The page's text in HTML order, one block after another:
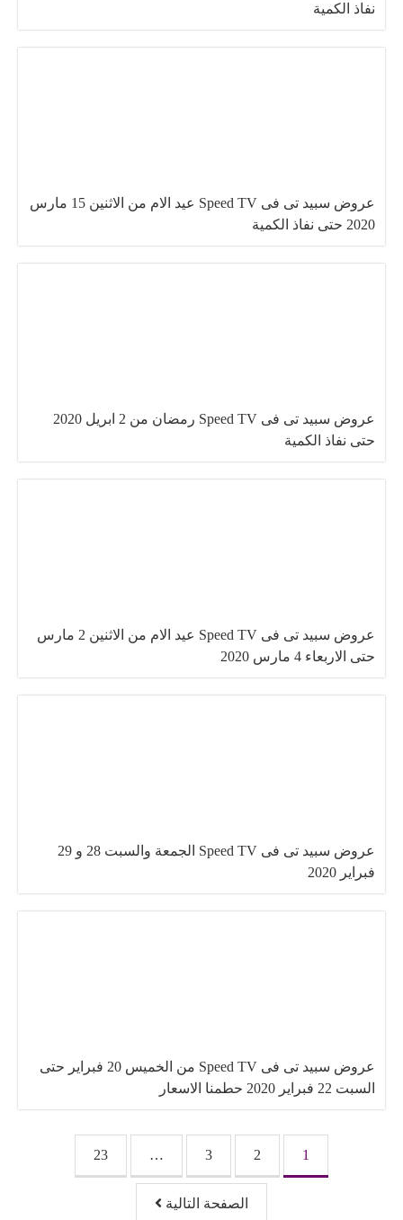
نفاذ الكمية
عروض سبيد تى فى Speed TV عيد الام من الاثنين 15 مارس
2020 حتى نفاذ الكمية
عروض سبيد تى فى Speed TV رمضان من 2 ابريل 2020
حتى نفاذ الكمية
عروض سبيد تى فى Speed TV عيد الام من الاثنين 2 مارس
حتى الاربعاء 4 مارس 2020
عروض سبيد تى فى Speed TV الجمعة والسبت 28 و 29
فبراير 2020
عروض سبيد تى فى Speed TV من الخميس 20 فبراير حتى
السبت 22 فبراير 2020 حطمنا الاسعار
تصفّح المقالات
1
2
3
…
23
الصفحة التالية